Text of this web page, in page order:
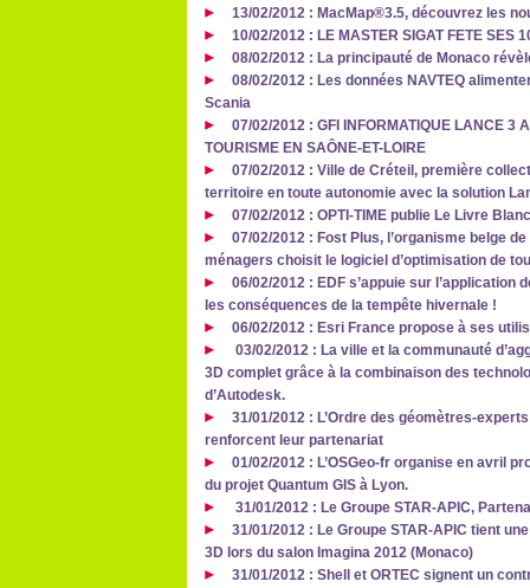
13/02/2012 : MacMap®3.5, découvrez les
10/02/2012 : LE MASTER SIGAT FETE SES
08/02/2012 : La principauté de Monaco
08/02/2012 : Les données NAVTEQ
Scania
07/02/2012 : GFI INFORMATIQUE LANCE 3
TOURISME EN SAÔNE-ET-LOIRE
07/02/2012 : Ville de Créteil, première
territoire en toute autonomie avec la solution
07/02/2012 : OPTI-TIME publie Le Livre
07/02/2012 : Fost Plus, l’organisme belge
ménagers choisit le logiciel d’optimisation de
06/02/2012 : EDF s’appuie sur
les conséquences de la tempête hivernale !
06/02/2012 : Esri France propose à ses
03/02/2012 : La ville et la communauté
3D complet grâce à la combinaison des
d’Autodesk.
31/01/2012 : L’Ordre des géomètres-
renforcent leur partenariat
01/02/2012 : L’OSGeo-fr organise en avril
du projet Quantum GIS à Lyon.
31/01/2012 : Le Groupe STAR-APIC,
31/01/2012 : Le Groupe STAR-APIC tient
3D lors du salon Imagina 2012 (Monaco)
31/01/2012 : Shell et ORTEC signent un